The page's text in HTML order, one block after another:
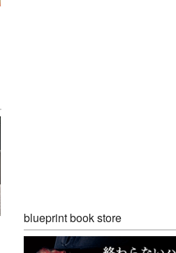
blueprint book store